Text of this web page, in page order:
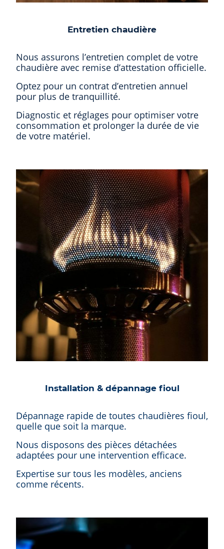
Entretien chaudière
Nous assurons l’entretien complet de votre
chaudière avec remise d’attestation officielle.
Optez pour un contrat d’entretien annuel
pour plus de tranquillité.
Diagnostic et réglages pour optimiser votre
consommation et prolonger la durée de vie
de votre matériel.
Installation & dépannage fioul
Dépannage rapide de toutes chaudières fioul,
quelle que soit la marque.
Nous disposons des pièces détachées
adaptées pour une intervention efficace.
Expertise sur tous les modèles, anciens
comme récents.